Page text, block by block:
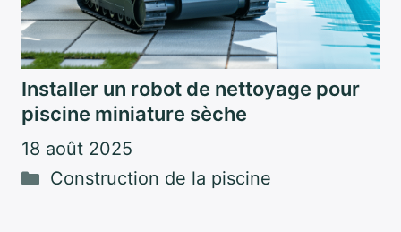
Installer un robot de nettoyage pour
piscine miniature sèche
18 août 2025
Catégories
Construction de la piscine